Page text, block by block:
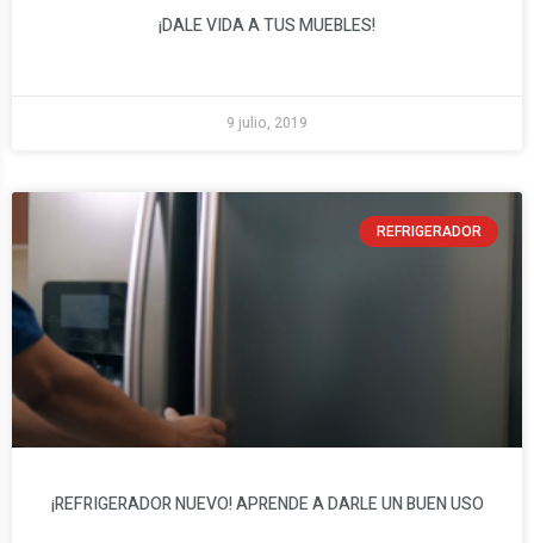
¡DALE VIDA A TUS MUEBLES!
9 julio, 2019
REFRIGERADOR
¡REFRIGERADOR NUEVO! APRENDE A DARLE UN BUEN USO